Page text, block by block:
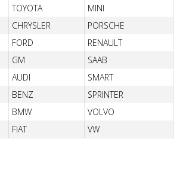
TOYOTA
MINI
CHRYSLER
PORSCHE
FORD
RENAULT
GM
SAAB
AUDI
SMART
BENZ
SPRINTER
BMW
VOLVO
FIAT VW